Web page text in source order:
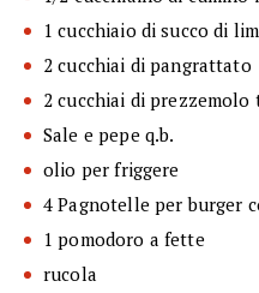
1 cucchiaio di succo di
2 cucchiai di pangrattato
2 cucchiai di
Sale e pepe q.b.
olio per friggere
4 Pagnotelle per burger
1 pomodoro a fette
rucola